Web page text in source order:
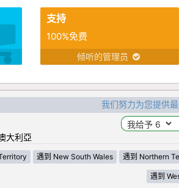
支持
100%免费
倾听的管理员
我们努力为您提供
大利亞
遇到 New South Wales 遇到 Northern
遇到